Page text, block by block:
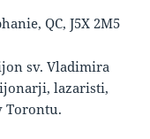
QC, J5X 2M5
sv. Vladimira
lazaristi,
Torontu.